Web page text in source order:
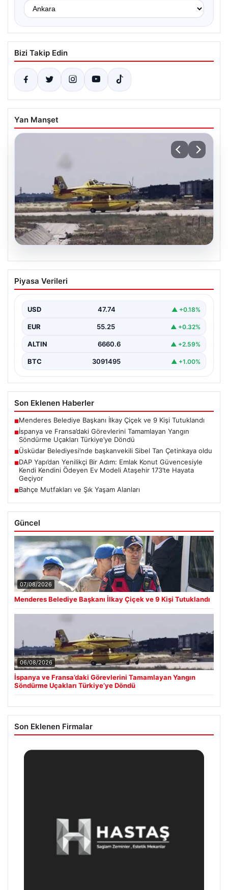
Bizi Takip Edin
Yan Manşet
06.08.2026
İspanya ve Fransa’daki Görevlerini
Tamamlayan Yangın Söndürme Uçakları
Orman Genel Müdürlüğü tarafından yapılan açıklamada,
büyük…
Piyasa Verileri
USD 47.74 ▲ +0.18%
EUR 55.25 ▲ +0.32%
ALTIN 6660.6 ▲ +2.59%
BTC 3091495 ▲ +1.00%
Son Eklenen Haberler
■Menderes Belediye Başkanı İlkay Çiçek ve 9 Kişi Tutuklandı
■İspanya ve Fransa’daki Görevlerini Tamamlayan Yangın
Söndürme Uçakları Türkiye’ye Döndü
■Üsküdar Belediyesi’nde başkanvekili Sibel Tan Çetinkaya oldu
■DAP Yapı’dan Yenilikçi Bir Adım: Emlak Konut Güvencesiyle
Kendi Kendini Ödeyen Ev Modeli Ataşehir 173’te Hayata
Geçiyor
■Bahçe Mutfakları ve Şık Yaşam Alanları
Güncel
07/08/2026
Menderes Belediye Başkanı İlkay Çiçek ve 9 Kişi Tutuklandı
06/08/2026
İspanya ve Fransa’daki Görevlerini Tamamlayan Yangın
Söndürme Uçakları Türkiye’ye Döndü
Son Eklenen Firmalar